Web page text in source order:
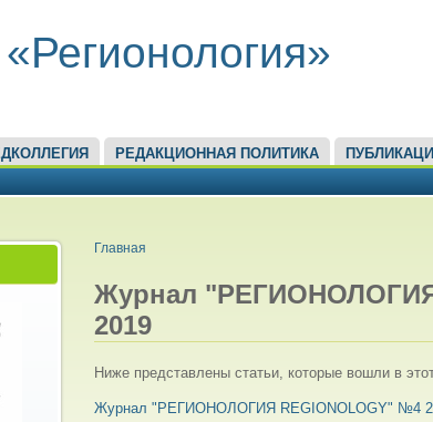
РЕДАКЦИОННАЯ ПОЛИТИКА
ВЫ ЗДЕСЬ
Главная
Журнал
2019
Ниже представлены статьи, которые вошли в
Журнал "РЕГИОНОЛОГИЯ REGIONOLOGY" №4